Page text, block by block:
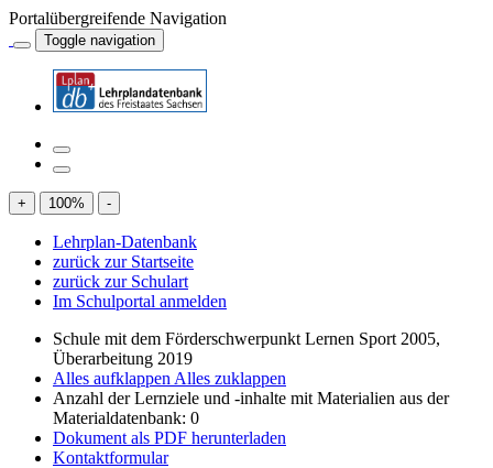
Portalübergreifende Navigation
Toggle navigation
+ 100% -
Lehrplan-Datenbank
zurück zur Startseite
zurück zur Schulart
Im Schulportal anmelden
Schule mit dem Förderschwerpunkt Lernen Sport 2005,
Überarbeitung 2019
Alles aufklappen Alles zuklappen
Anzahl der Lernziele und -inhalte mit Materialien aus der
Materialdatenbank: 0
Dokument als PDF herunterladen
Kontaktformular